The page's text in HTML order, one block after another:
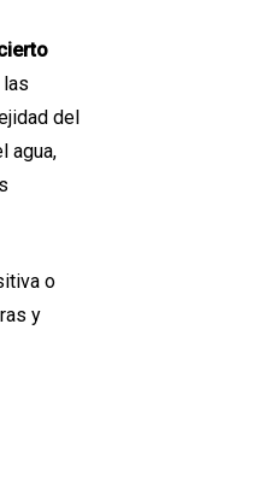
las
del
agua,
o
y